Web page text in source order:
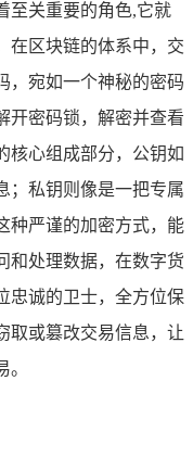
至关重要的角色,它就
在区块链的体系中，交
，宛如一个神秘的密码
开密码锁，解密并查看
核心组成部分，公钥如
；私钥则像是一把专属
种严谨的加密方式，能
和处理数据，在数字货
忠诚的卫士，全方位保
取或篡改交易信息，让